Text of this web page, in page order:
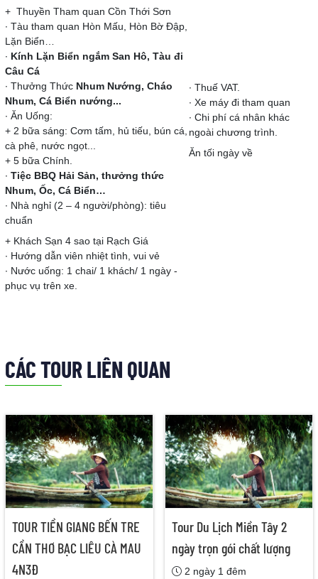
+ Thuyền Tham quan Cồn Thới Sơn
∙ Tàu tham quan Hòn Mấu, Hòn Bờ Đập,
Lặn Biển…
∙ Kính Lặn Biển ngắm San Hô, Tàu đi
Câu Cá
∙ Thưởng Thức Nhum Nướng, Cháo
Nhum, Cá Biển nướng...
∙ Ăn Uống:
+ 2 bữa sáng: Cơm tấm, hủ tiếu, bún cá,
cà phê, nước ngọt...
+ 5 bữa Chính.
∙ Tiệc BBQ Hải Sản, thưởng thức
Nhum, Ốc, Cá Biển…
∙ Nhà nghỉ (2 – 4 người/phòng): tiêu
chuẩn
+ Khách Sạn 4 sao tại Rạch Giá
∙ Hướng dẫn viên nhiệt tình, vui vẻ
∙ Nước uống: 1 chai/ 1 khách/ 1 ngày -
phục vụ trên xe.
∙ Thuế VAT.
∙ Xe máy đi tham quan
∙ Chi phí cá nhân khác
ngoài chương trình.
Ăn tối ngày về
CÁC TOUR LIÊN QUAN
TOUR TIỀN GIANG BẾN TRE
CẦN THƠ BẠC LIÊU CÀ MAU
4N3Đ
Tour Du Lịch Miền Tây 2
ngày trọn gói chất lượng
2 ngày 1 đêm